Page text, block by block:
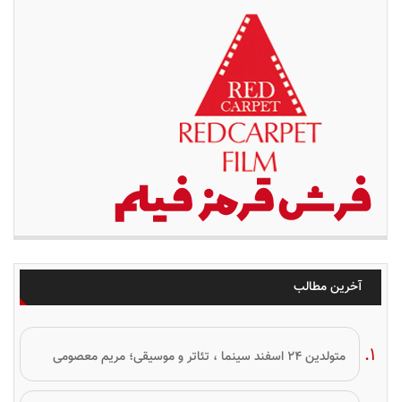
آخرین مطالب
متولدین ۲۴ اسفند سینما ، تئاتر و موسیقی؛ مریم معصومی